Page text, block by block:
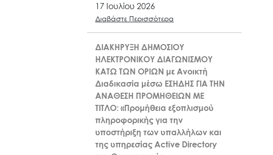
17 Ιουλίου 2026
Διαβάστε Περισσότερα
ΔΙΑΚΗΡΥΞΗ ΔΗΜΟΣΙΟΥ
ΗΛΕΚΤΡΟΝΙΚΟΥ ΔΙΑΓΩΝΙΣΜΟΥ
ΚΑΤΩ ΤΩΝ ΟΡΙΩΝ με Ανοικτή
Διαδικασία μέσω ΕΣΗΔΗΣ ΓΙΑ ΤΗΝ
ΑΝΑΘΕΣΗ ΠΡΟΜΗΘΕΙΩΝ ΜΕ
ΤΙΤΛΟ: «Προμήθεια εξοπλισμού
πληροφορικής για την
υποστήριξη των υπαλλήλων και
της υπηρεσίας Active Directory